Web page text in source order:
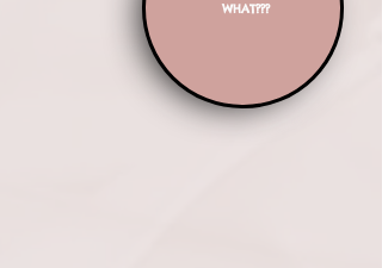
WHAT???